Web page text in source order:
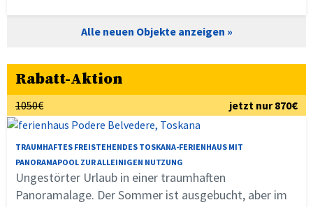
Alle neuen Objekte anzeigen
Rabatt-Aktion
1050€ jetzt nur 870€
TRAUMHAFTES FREISTEHENDES TOSKANA-FERIENHAUS MIT
PANORAMAPOOL ZUR ALLEINIGEN NUTZUNG
Ungestörter Urlaub in einer traumhaften
Panoramalage. Der Sommer ist ausgebucht, aber im